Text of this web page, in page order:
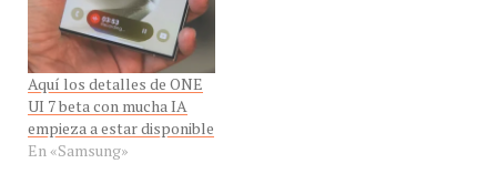
Aquí los detalles de ONE
UI 7 beta con mucha IA
empieza a estar disponible
En «Samsung»